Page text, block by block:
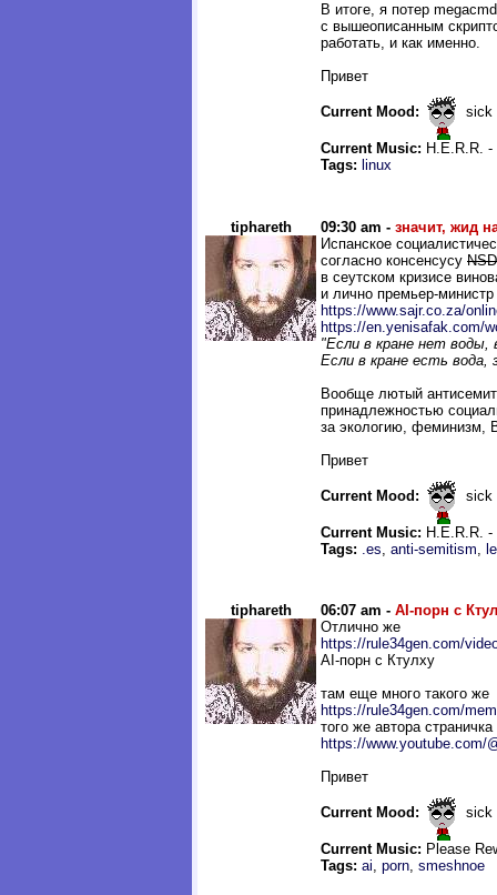
В итоге, я потер
с вышеописанным
работать, и как именно.
Привет
Current Mood: sick
Current Music: H.E.R.R.
Tags: linux
tiphareth 09:30 am - значит, жид
Испанское
согласно консенсусу
в сеутском кризисе
и лично премьер-министр
https://www.sajr.co.za/
https://en.yenisafak.com/
"Если в кране нет воды,
Если в кране есть вода,
Вообще лютый
принадлежностью
за экологию, феминизм,
Привет
Current Mood: sick
Current Music: H.E.R.R.
Tags: .es anti-semitism
tiphareth 06:07 am - AI-порн с
Отлично же
https://rule34gen.com/
AI-порн с Ктулху
там еще много такого же
https://rule34gen.com/
того же автора
https://www.youtube.com/
Привет
Current Mood: sick
Current Music: Please
Tags: ai, porn, smeshnoe